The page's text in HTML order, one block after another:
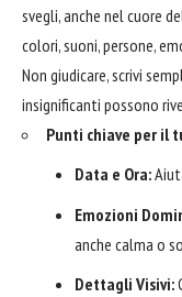
svegli, anche nel cuore
colori, suoni, persone,
Non giudicare, scrivi
insignificanti possono
Punti chiave per il
Data e Ora:
Emozioni
anche calma o
Dettagli Visivi: